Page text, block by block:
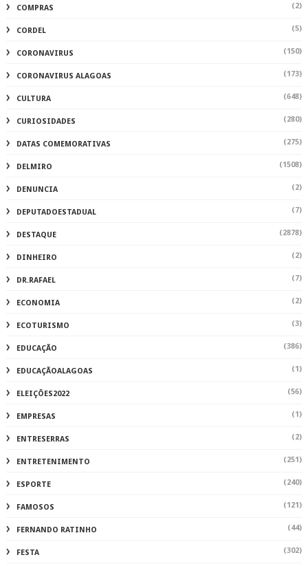
COMPRAS (2)
CORDEL (5)
CORONAVIRUS (150)
CORONAVIRUS ALAGOAS (173)
CULTURA (648)
CURIOSIDADES (280)
DATAS COMEMORATIVAS (275)
DELMIRO (1508)
DENUNCIA (2)
DEPUTADOESTADUAL (7)
DESTAQUE (2878)
DINHEIRO (2)
DR.RAFAEL (7)
ECONOMIA (2)
ECOTURISMO (3)
EDUCAÇÃO (386)
EDUCAÇÃOALAGOAS (1)
ELEIÇÕES2022 (56)
EMPRESAS (1)
ENTRESERRAS (2)
ENTRETENIMENTO (251)
ESPORTE (240)
FAMOSOS (121)
FERNANDO RATINHO (44)
FESTA (302)